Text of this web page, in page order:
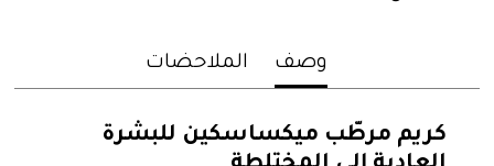
وصف الملاحضات
كريم مرطّب ميكساسكين للبشرة